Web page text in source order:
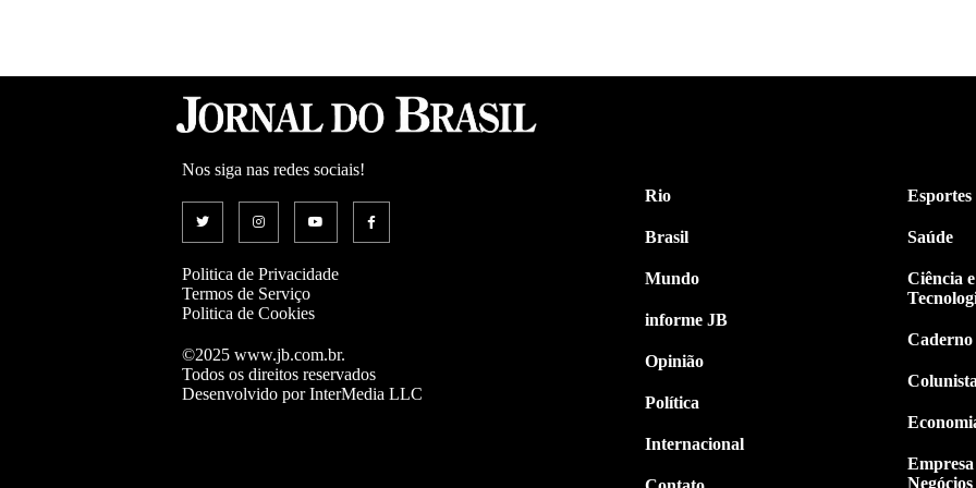
Nos siga nas redes sociais!
Politica de Privacidade
Termos de Serviço
Politica de Cookies
©2025 www.jb.com.br.
Todos os direitos reservados
Desenvolvido por InterMedia LLC
Rio
Brasil
Mundo
informe JB
Opinião
Política
Internacional
Esportes
Saúde
Ciência e
Caderno
Empresa
Negócios